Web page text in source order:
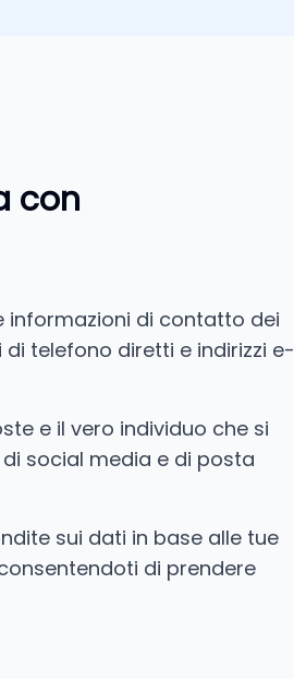
con
informazioni di contatto dei
telefono diretti e indirizzi e-
e il vero individuo che si
social media e di posta
sui dati in base alle tue
di prendere